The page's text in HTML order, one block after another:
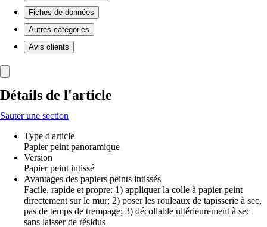
Fiches de données
Autres catégories
Avis clients
Détails de l'article
Sauter une section
Type d'article
Papier peint panoramique
Version
Papier peint intissé
Avantages des papiers peints intissés
Facile, rapide et propre: 1) appliquer la colle à papier peint
directement sur le mur; 2) poser les rouleaux de tapisserie à sec,
pas de temps de trempage; 3) décollable ultérieurement à sec
sans laisser de résidus